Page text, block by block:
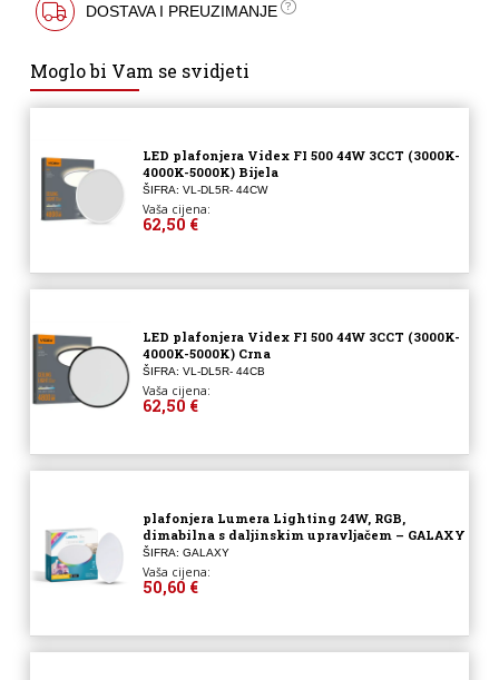
DOSTAVA I PREUZIMANJE
Moglo bi Vam se svidjeti
LED plafonjera Videx FI 500 44W 3CCT (3000K-
4000K-5000K) Bijela
ŠIFRA: VL-DL5R- 44CW
Vaša cijena:
62,50 €
LED plafonjera Videx FI 500 44W 3CCT (3000K-
4000K-5000K) Crna
ŠIFRA: VL-DL5R- 44CB
Vaša cijena:
62,50 €
plafonjera Lumera Lighting 24W, RGB,
dimabilna s daljinskim upravljačem – GALAXY
ŠIFRA: GALAXY
Vaša cijena:
50,60 €